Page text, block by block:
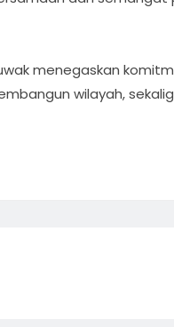
menegaskan
wilayah,